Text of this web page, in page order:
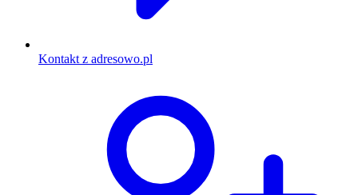
Kontakt z adresowo.pl